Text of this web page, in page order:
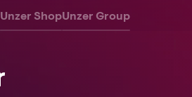
Unzer ShopUnzer Group